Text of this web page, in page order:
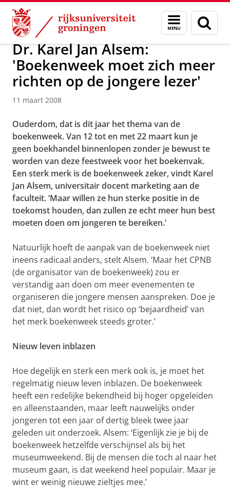
Skip
Content
Skip
Navigation
Menu
en
zoeken
Over ons Actueel Nieuws Nieuwsberichten
Dr. Karel Jan Alsem:
'Boekenweek moet zich meer
richten op de jongere lezer'
11 maart 2008
Ouderdom, dat is dit jaar het thema van de
boekenweek. Van 12 tot en met 22 maart kun je
geen boekhandel binnenlopen zonder je bewust te
worden van deze feestweek voor het boekenvak.
Een sterk merk is de boekenweek zeker, vindt Karel
Jan Alsem, universitair docent marketing aan de
faculteit. ‘Maar willen ze hun sterke positie in de
toekomst houden, dan zullen ze echt meer hun best
moeten doen om jongeren te bereiken.’
Natuurlijk hoeft de aanpak van de boekenweek niet
ineens radicaal anders, stelt Alsem. ‘Maar het CPNB
(de organisator van de boekenweek) zou er
verstandig aan doen om meer evenementen te
organiseren die jongere mensen aanspreken. Doe je
dat niet, dan wordt het risico op ‘bejaardheid’ van
het merk boekenweek steeds groter.’
Nieuw leven inblazen
Hoe degelijk en sterk een merk ook is, je moet het
regelmatig nieuw leven inblazen. De boekenweek
heeft een redelijke bekendheid bij hoger opgeleiden
en alleenstaanden, maar leeft nauwelijks onder
jongeren tot een jaar of dertig bleek twee jaar
geleden uit onderzoek. Alsem: ‘Eigenlijk zie je bij de
boekenweek hetzelfde verschijnsel als bij het
museumweekend. Bij de mensen die toch al naar het
museum gaan, is dat weekend heel populair. Maar je
wint er weinig nieuwe zieltjes mee.’